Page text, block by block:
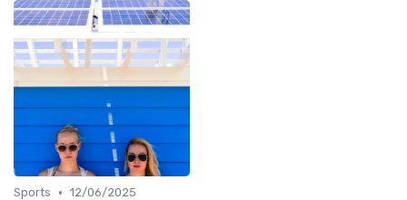
Sports • 12/06/2025